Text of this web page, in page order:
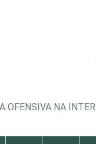
OFENSIVA NA